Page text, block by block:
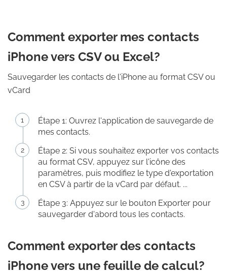
Comment exporter mes contacts
iPhone vers CSV ou Excel?
Sauvegarder les contacts de l'iPhone au format CSV ou
vCard
Étape 1: Ouvrez l'application de sauvegarde de
mes contacts.
Étape 2: Si vous souhaitez exporter vos contacts
au format CSV, appuyez sur l'icône des
paramètres, puis modifiez le type d'exportation
en CSV à partir de la vCard par défaut. ...
Étape 3: Appuyez sur le bouton Exporter pour
sauvegarder d'abord tous les contacts.
Comment exporter des contacts
iPhone vers une feuille de calcul?